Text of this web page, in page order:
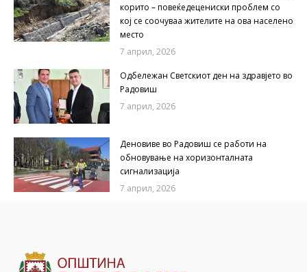
корито – повеќедецениски проблем со
кој се соочуваа жителите на ова населено
место
7 април, 2026
Одбележан Светскиот ден на здравјето во
Радовиш
7 април, 2026
Деновиве во Радовиш се работи на
обновување на хоризонталната
сигнализација
7 април, 2026